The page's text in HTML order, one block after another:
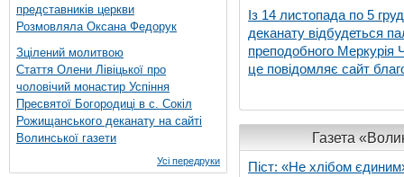
представників церкви
Розмовляла Оксана Федорук
Зцілений молитвою
Стаття Олени Лівіцької про
чоловічий монастир Успіння
Пресвятої Богородиці в с. Сокіл
Рожищанського деканату на сайті
Волинської газети
Усі передруки
Із 14 листопада по 5
деканату відбудеться
преподобного Меркурія
це повідомляє сайт
Газета
Піст: «Не хлібом